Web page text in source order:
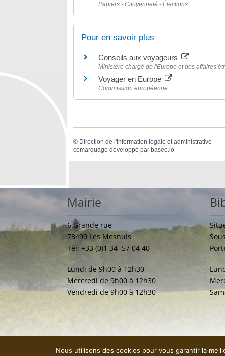
Papiers - Citoyenneté - Élections
Pour en savoir plus
Conseils aux voyageurs
Ministère chargé de l'Europe et des affaires
Voyager en Europe
Commission européenne
© Direction de l'information légale et administrative
comarquage developpé parbaseo.io
Mairie
6 Grande rue
78490 Les Mesnuls
Tél: +33 (0)1 34 57 04 40
Lundi de 9h00 à 12h30
Mercredi de 9h00 à 12h30
Vendredi de 9h00 à 12h30
Mentions légales
Nous utilisons des cookies pour vous garantir la